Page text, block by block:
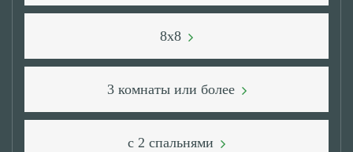
8x8
3 комнаты или более
с 2 спальнями